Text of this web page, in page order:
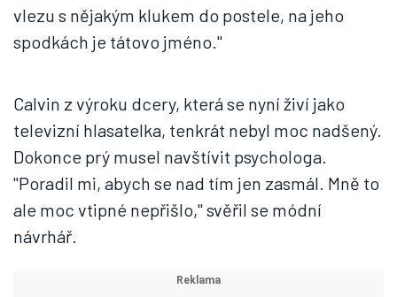
vlezu s nějakým klukem do postele, na jeho
spodkách je tátovo jméno."
Calvin z výroku dcery, která se nyní živí jako
televizní hlasatelka, tenkrát nebyl moc nadšený.
Dokonce prý musel navštívit psychologa.
"Poradil mi, abych se nad tím jen zasmál. Mně to
ale moc vtipné nepřišlo," svěřil se módní
návrhář.